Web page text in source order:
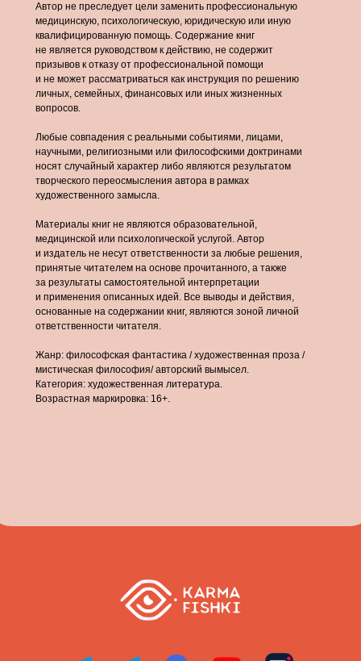
Автор не преследует цели заменить профессиональную
медицинскую, психологическую, юридическую или иную
квалифицированную помощь. Содержание книг
не является руководством к действию, не содержит
призывов к отказу от профессиональной помощи
и не может рассматриваться как инструкция по решению
личных, семейных, финансовых или иных жизненных
вопросов.
Любые совпадения с реальными событиями, лицами,
научными, религиозными или философскими доктринами
носят случайный характер либо являются результатом
творческого переосмысления автора в рамках
художественного замысла.
Материалы книг не являются образовательной,
медицинской или психологической услугой. Автор
и издатель не несут ответственности за любые решения,
принятые читателем на основе прочитанного, а также
за результаты самостоятельной интерпретации
и применения описанных идей. Все выводы и действия,
основанные на содержании книг, являются зоной личной
ответственности читателя.
Жанр: философская фантастика / художественная проза /
мистическая философия/ авторский вымысел.
Категория: художественная литература.
Возрастная маркировка: 16+.